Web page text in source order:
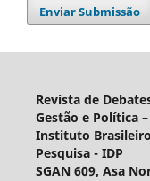
Enviar Submissão
Revista de
Gestão e Política –
Instituto
Pesquisa - IDP
SGAN 609, Asa